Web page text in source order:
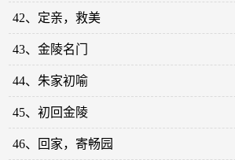
42、定亲，救美
43、金陵名门
44、朱家初喻
45、初回金陵
46、回家，寄畅园